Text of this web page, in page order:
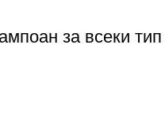
за всеки